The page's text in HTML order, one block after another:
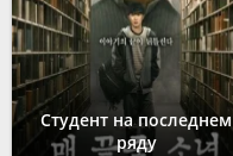
Студент на последнем
ряду